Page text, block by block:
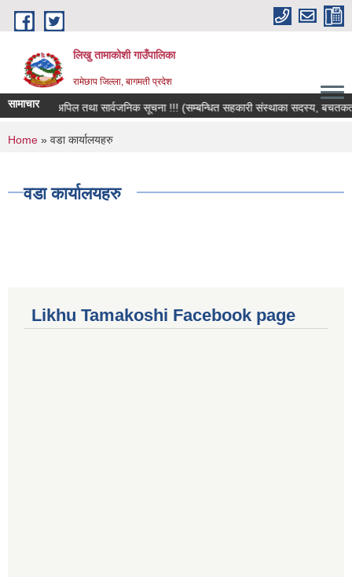
Skip to main content
लिखु तामाकोशी गाउँपालिका
रामेछाप जिल्ला, बागमती प्रदेश
सामाचार
हार्दिक अपिल तथा सार्वजनिक सूचना !!! (सम्बन्धित सहकारी संस्थाका सदस्य, बचतकर्ता,
You are here
Home » वडा कार्यालयहरु
वडा कार्यालयहरु
Likhu Tamakoshi Facebook page